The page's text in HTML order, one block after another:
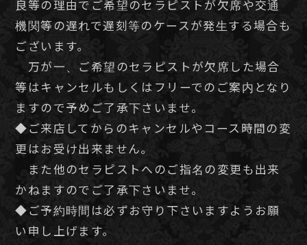
＜非通知・公衆電話・IP電話対応不可＞
営業時間：12:00〜LAST
受付時間：12:00〜LAST
WEB予約
出勤表
セラピスト
料金システム
アクセス
ご予約
採用情報
イベント